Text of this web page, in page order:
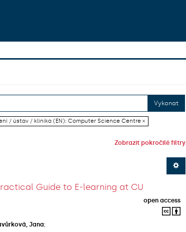
Vykonat
/ ústav / klinika (EN): Computer Science Centre ×
Zobrazit pokročilé filtry
Guide to E-learning at CU
open access
Jana;